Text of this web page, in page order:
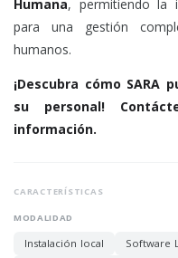
Humana, permitiendo la
para una gestión
humanos.
¡Descubra cómo
su personal!
información.
CARACTERÍSTICAS
MODALIDAD
Instalación local
Software